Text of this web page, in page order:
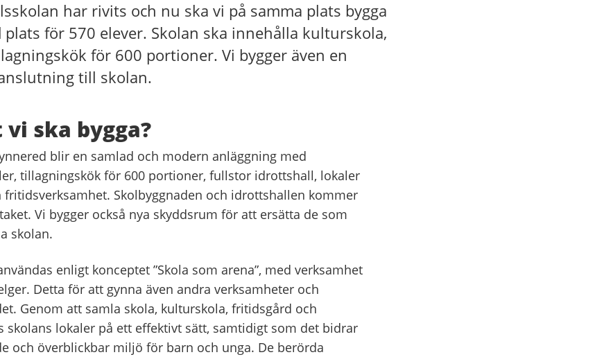
har rivits och nu ska vi på samma plats bygga
plats för 570 elever. Skolan ska innehålla kulturskola,
för 600 portioner. Vi bygger även en
till skolan.
ska bygga?
blir en samlad och modern anläggning med
tillagningskök för 600 portioner, fullstor idrottshall, lokaler
Skolbyggnaden och idrottshallen kommer
Vi bygger också nya skyddsrum för att ersätta de som
skolan.
enligt konceptet ”Skola som arena”, med verksamhet
Detta för att gynna även andra verksamheter och
Genom att samla skola, kulturskola, fritidsgård och
skolans lokaler på ett effektivt sätt, samtidigt som det bidrar
och överblickbar miljö för barn och unga. De berörda